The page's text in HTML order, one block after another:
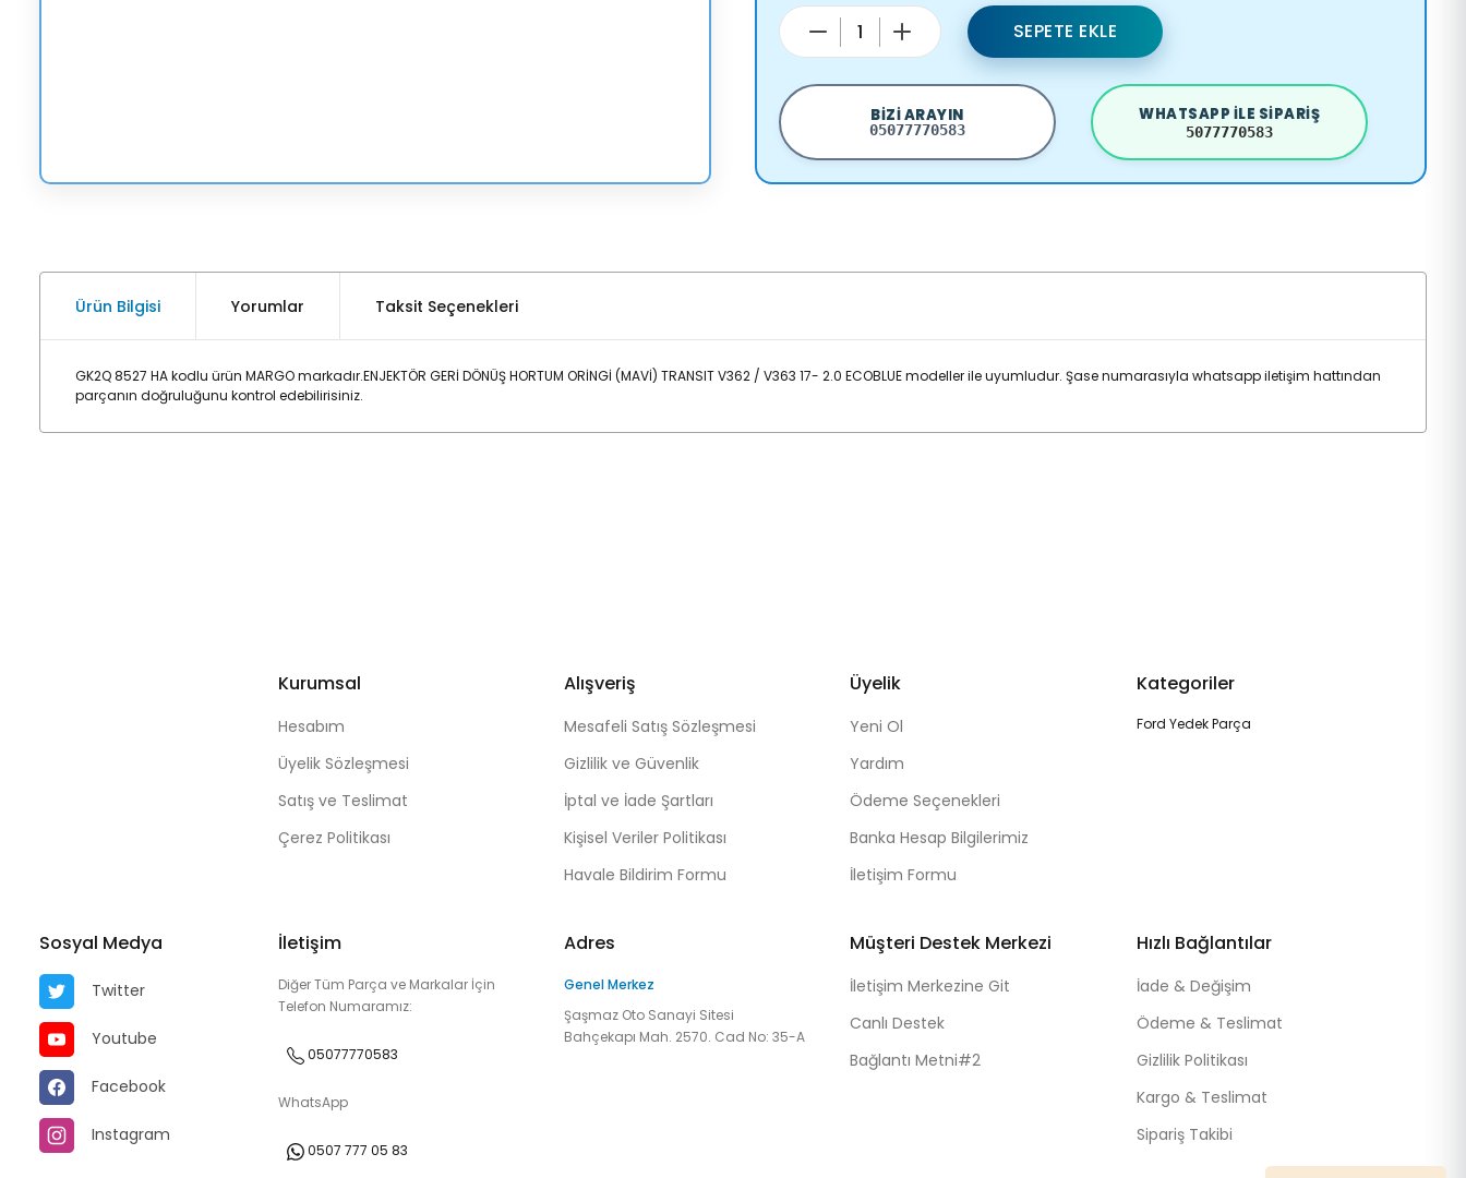
SEPETE EKLE
BIZI ARAYIN
05077770583
WHATSAPP ILE SIPARIŞ
5077770583
Ürün Bilgisi Yorumlar Taksit Seçenekleri
GK2Q 8527 HA kodlu ürün MARGO markadır.ENJEKTÖR GERİ DÖNÜŞ HORTUM ORİNGİ (MAVİ) TRANSIT V362 / V363 17- 2.0 ECOBLUE modeller ile uyumludur. Şase numarasıyla whatsapp iletişim hattından
parçanın doğruluğunu kontrol edebilirisiniz.
Kurumsal
Hesabım
Üyelik Sözleşmesi
Satış ve Teslimat
Çerez Politikası
Alışveriş
Mesafeli Satış Sözleşmesi
Gizlilik ve Güvenlik
İptal ve İade Şartları
Kişisel Veriler Politikası
Havale Bildirim Formu
Üyelik
Yeni Ol
Yardım
Ödeme Seçenekleri
Banka Hesap Bilgilerimiz
İletişim Formu
Kategoriler
Ford Yedek Parça
Sosyal Medya
Twitter
Youtube
Facebook
Instagram
İletişim
Diğer Tüm Parça ve Markalar İçin
Telefon Numaramız:
05077770583
WhatsApp
0507 777 05 83
Adres
Genel Merkez
Şaşmaz Oto Sanayi Sitesi
Bahçekapı Mah. 2570. Cad No: 35-A
Müşteri Destek Merkezi
İletişim Merkezine Git
Canlı Destek
Bağlantı Metni#2
Hızlı Bağlantılar
İade & Değişim
Ödeme & Teslimat
Gizlilik Politikası
Kargo & Teslimat
Sipariş Takibi